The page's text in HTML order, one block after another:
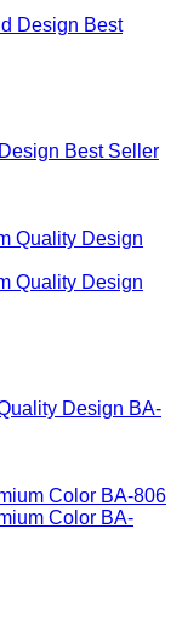
Best Seller
Design BA-